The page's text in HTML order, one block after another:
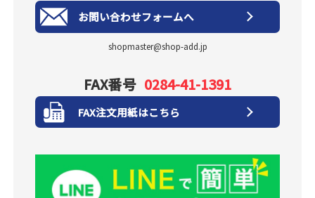
お問い合わせフォームへ
shopmaster@shop-add.jp
FAX番号 0284-41-1391
FAX注文用紙はこちら